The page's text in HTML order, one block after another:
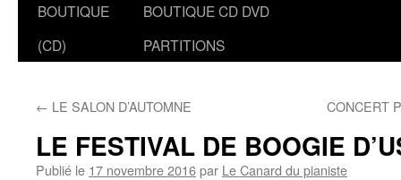
Aller
BOUTIQUE
(CD)
BOUTIQUE CD DVD
PARTITIONS
← LE SALON D’AUTOMNE CONCERT
LE FESTIVAL DE BOOGIE
Publié le 17 novembre 2016par Le Canard du pianiste